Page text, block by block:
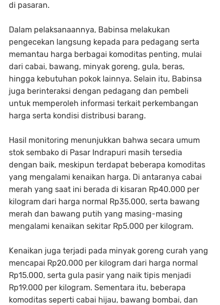
di pasaran.
Dalam pelaksanaannya, Babinsa melakukan
pengecekan langsung kepada para pedagang serta
memantau harga berbagai komoditas penting, mulai
dari cabai, bawang, minyak goreng, gula, beras,
hingga kebutuhan pokok lainnya. Selain itu, Babinsa
juga berinteraksi dengan pedagang dan pembeli
untuk memperoleh informasi terkait perkembangan
harga serta kondisi distribusi barang.
Hasil monitoring menunjukkan bahwa secara umum
stok sembako di Pasar Indrapuri masih tersedia
dengan baik, meskipun terdapat beberapa komoditas
yang mengalami kenaikan harga. Di antaranya cabai
merah yang saat ini berada di kisaran Rp40.000 per
kilogram dari harga normal Rp35.000, serta bawang
merah dan bawang putih yang masing-masing
mengalami kenaikan sekitar Rp5.000 per kilogram.
Kenaikan juga terjadi pada minyak goreng curah yang
mencapai Rp20.000 per kilogram dari harga normal
Rp15.000, serta gula pasir yang naik tipis menjadi
Rp19.000 per kilogram. Sementara itu, beberapa
komoditas seperti cabai hijau, bawang bombai, dan